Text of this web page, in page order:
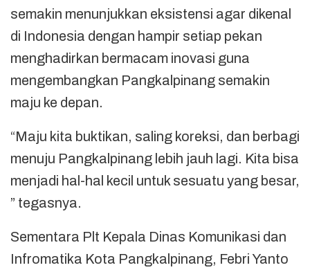
semakin menunjukkan eksistensi agar dikenal
di Indonesia dengan hampir setiap pekan
menghadirkan bermacam inovasi guna
mengembangkan Pangkalpinang semakin
maju ke depan.
“Maju kita buktikan, saling koreksi, dan berbagi
menuju Pangkalpinang lebih jauh lagi. Kita bisa
menjadi hal-hal kecil untuk sesuatu yang besar,
” tegasnya.
Sementara Plt Kepala Dinas Komunikasi dan
Infromatika Kota Pangkalpinang, Febri Yanto